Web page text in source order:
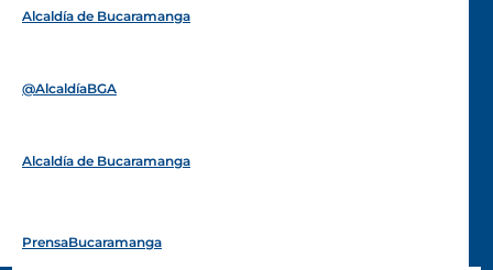
Alcaldía de Bucaramanga
@AlcaldíaBGA
Alcaldía de Bucaramanga
PrensaBucaramanga